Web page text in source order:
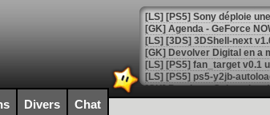
[GK] Agenda - GeForce
[GK] Devolver Digital en a
[LS] [PS5] ps5-y2jb-
[GK] Pourquoi Marvel
[GK] Test : Restory : Chill
Divers Chat